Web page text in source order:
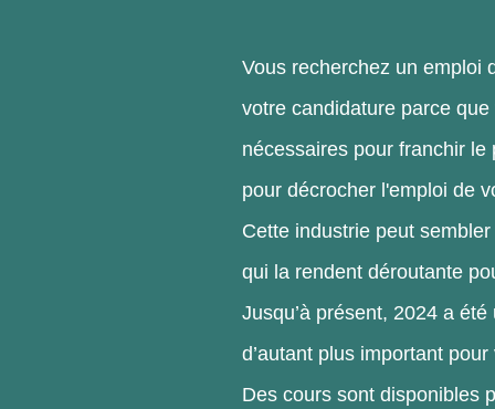
Vous recherchez un emploi
votre candidature parce
nécessaires pour franchir
pour décrocher l'emploi de
Cette industrie peut
qui la rendent déroutante
Jusqu’à présent, 2024 a
d’autant plus important
Des cours sont disponibles